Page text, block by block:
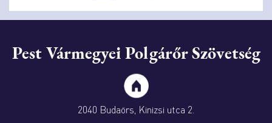
Pest Vármegyei Polgárőr Szövetség
2040 Budaörs, Kinizsi utca 2.